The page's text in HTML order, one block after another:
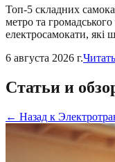
Топ-5 складних
метро та
електросамокати, які
6 августа 2026 г.
Статьи и
← Назад к